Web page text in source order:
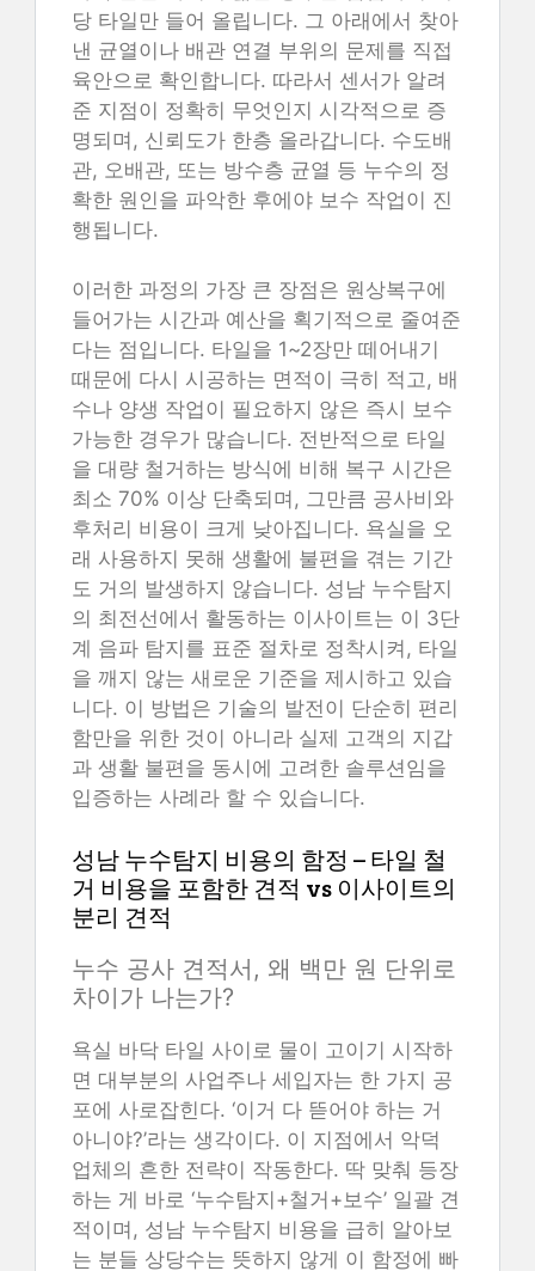
당 타일만 들어 올립니다. 그 아래에서 찾아
낸 균열이나 배관 연결 부위의 문제를 직접
육안으로 확인합니다. 따라서 센서가 알려
준 지점이 정확히 무엇인지 시각적으로 증
명되며, 신뢰도가 한층 올라갑니다. 수도배
관, 오배관, 또는 방수층 균열 등 누수의 정
확한 원인을 파악한 후에야 보수 작업이 진
행됩니다.
이러한 과정의 가장 큰 장점은 원상복구에
들어가는 시간과 예산을 획기적으로 줄여준
다는 점입니다. 타일을 1~2장만 떼어내기
때문에 다시 시공하는 면적이 극히 적고, 배
수나 양생 작업이 필요하지 않은 즉시 보수
가능한 경우가 많습니다. 전반적으로 타일
을 대량 철거하는 방식에 비해 복구 시간은
최소 70% 이상 단축되며, 그만큼 공사비와
후처리 비용이 크게 낮아집니다. 욕실을 오
래 사용하지 못해 생활에 불편을 겪는 기간
도 거의 발생하지 않습니다. 성남 누수탐지
의 최전선에서 활동하는 이사이트는 이 3단
계 음파 탐지를 표준 절차로 정착시켜, 타일
을 깨지 않는 새로운 기준을 제시하고 있습
니다. 이 방법은 기술의 발전이 단순히 편리
함만을 위한 것이 아니라 실제 고객의 지갑
과 생활 불편을 동시에 고려한 솔루션임을
입증하는 사례라 할 수 있습니다.
성남 누수탐지 비용의 함정 – 타일 철
거 비용을 포함한 견적 vs 이사이트의
분리 견적
누수 공사 견적서, 왜 백만 원 단위로
차이가 나는가?
욕실 바닥 타일 사이로 물이 고이기 시작하
면 대부분의 사업주나 세입자는 한 가지 공
포에 사로잡힌다. ‘이거 다 뜯어야 하는 거
아니야?’라는 생각이다. 이 지점에서 악덕
업체의 흔한 전략이 작동한다. 딱 맞춰 등장
하는 게 바로 ‘누수탐지+철거+보수’ 일괄 견
적이며, 성남 누수탐지 비용을 급히 알아보
는 분들 상당수는 뜻하지 않게 이 함정에 빠